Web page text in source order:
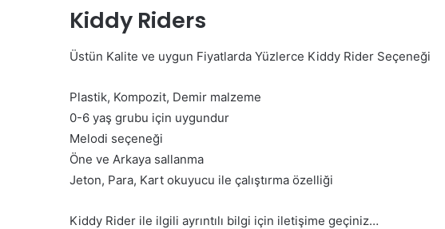
Kiddy Riders
Üstün Kalite ve uygun Fiyatlarda Yüzlerce Kiddy Rider Seçeneği
Plastik, Kompozit, Demir malzeme
0-6 yaş grubu için uygundur
Melodi seçeneği
Öne ve Arkaya sallanma
Jeton, Para, Kart okuyucu ile çalıştırma özelliği
Kiddy Rider ile ilgili ayrıntılı bilgi için iletişime geçiniz…